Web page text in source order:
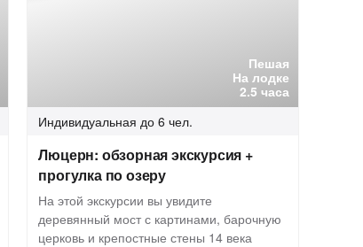
Пешая
На лодке
2.5 часа
Индивидуальная до 6 чел.
Люцерн: обзорная экскурсия +
прогулка по озеру
На этой экскурсии вы увидите
деревянный мост с картинами, барочную
церковь и крепостные стены 14 века